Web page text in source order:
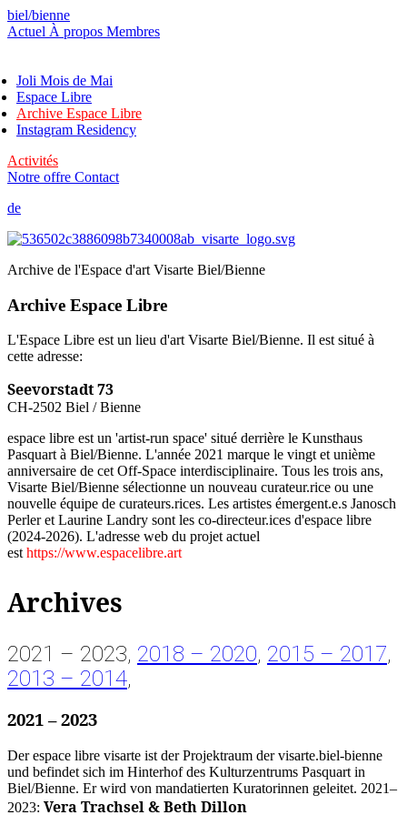
biel/bienne
Actuel À propos Membres
Joli Mois de Mai
Espace Libre
Archive Espace Libre
Instagram Residency
Activités
Notre offre Contact
de
Archive de l'Espace d'art Visarte Biel/Bienne
Archive Espace Libre
L'Espace Libre est un lieu d'art Visarte Biel/Bienne. Il est situé à
cette adresse:
Seevorstadt 73
CH-2502 Biel / Bienne
espace libre est un 'artist-run space' situé derrière le Kunsthaus
Pasquart à Biel/Bienne. L'année 2021 marque le vingt et unième
anniversaire de cet Off-Space interdisciplinaire. Tous les trois ans,
Visarte Biel/Bienne sélectionne un nouveau curateur.rice ou une
nouvelle équipe de curateurs.rices. Les artistes émergent.e.s Janosch
Perler et Laurine Landry sont les co-directeur.ices d'espace libre
(2024-2026). L'adresse web du projet actuel
esthttps://www.espacelibre.art
Archives
2021 – 2023, 2018 – 2020, 2015 – 2017,
2013 – 2014,
2021 – 2023
Der espace libre visarte ist der Projektraum der visarte.biel-bienne
und befindet sich im Hinterhof des Kulturzentrums Pasquart in
Biel/Bienne. Er wird von mandatierten Kuratorinnen geleitet. 2021–
2023: Vera Trachsel & Beth Dillon